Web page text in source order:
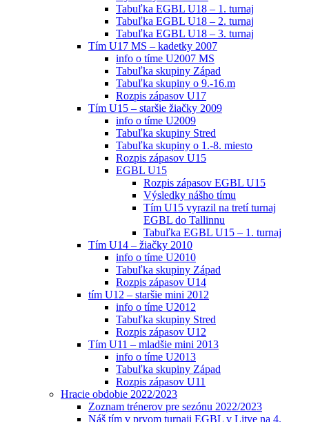
Tabuľka EGBL U18 – 1. turnaj
Tabuľka EGBL U18 – 2. turnaj
Tabuľka EGBL U18 – 3. turnaj
Tím U17 MS – kadetky 2007
info o tíme U2007 MS
Tabuľka skupiny Západ
Tabuľka skupiny o 9.-16.m
Rozpis zápasov U17
Tím U15 – staršie žiačky 2009
info o tíme U2009
Tabuľka skupiny Stred
Tabuľka skupiny o 1.-8. miesto
Rozpis zápasov U15
EGBL U15
Rozpis zápasov EGBL U15
Výsledky nášho tímu
Tím U15 vyrazil na tretí turnaj
EGBL do Tallinnu
Tabuľka EGBL U15 – 1. turnaj
Tím U14 – žiačky 2010
info o tíme U2010
Tabuľka skupiny Západ
Rozpis zápasov U14
tím U12 – staršie mini 2012
info o tíme U2012
Tabuľka skupiny Stred
Rozpis zápasov U12
Tím U11 – mladšie mini 2013
info o tíme U2013
Tabuľka skupiny Západ
Rozpis zápasov U11
Hracie obdobie 2022/2023
Zoznam trénerov pre sezónu 2022/2023
Náš tím v prvom turnaji EGBL v Litve na 4.